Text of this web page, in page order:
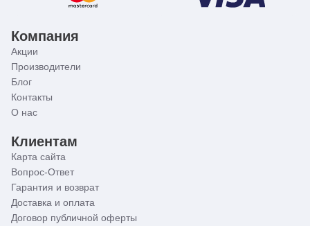
Компания
Акции
Производители
Блог
Контакты
О нас
Клиентам
Карта сайта
Вопрос-Ответ
Гарантия и возврат
Доставка и оплата
Договор публичной оферты